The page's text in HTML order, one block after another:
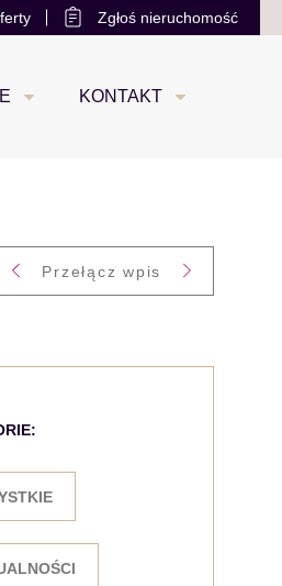
Zgłoś nieruchomość
KONTAKT
Przełącz wpis